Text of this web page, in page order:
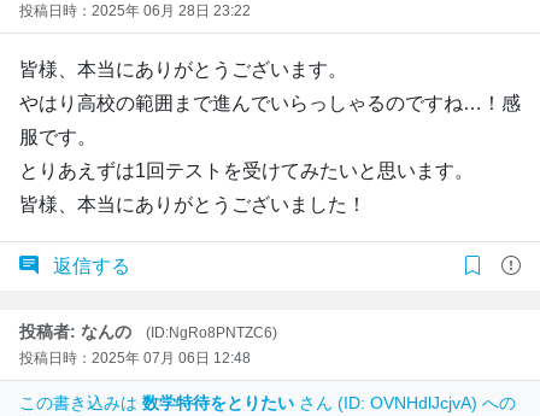
投稿日時：2025年 06月 28日 23:22
皆様、本当にありがとうございます。
やはり高校の範囲まで進んでいらっしゃるのですね…！感
服です。
とりあえずは1回テストを受けてみたいと思います。
皆様、本当にありがとうございました！
返信する
投稿者: なんの
(ID:NgRo8PNTZC6)
投稿日時：2025年 07月 06日 12:48
この書き込みは 数学特待をとりたい さん (ID: OVNHdlJcjvA) への